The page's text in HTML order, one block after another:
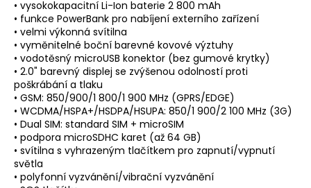
• vysokokapacitní Li-Ion baterie 2 800 mAh
• funkce PowerBank pro nabíjení externího zařízení
• velmi výkonná svítilna
• vyměnitelné boční barevné kovové výztuhy
• vodotěsný microUSB konektor (bez gumové krytky)
• 2.0" barevný displej se zvýšenou odolností proti
poškrábání a tlaku
• GSM: 850/900/1 800/1 900 MHz (GPRS/EDGE)
• WCDMA/HSPA+/HSDPA/HSUPA: 850/1 900/2 100 MHz (3G)
• Dual SIM: standard SIM + microSIM
• podpora microSDHC karet (až 64 GB)
• svítilna s vyhrazeným tlačítkem pro zapnutí/vypnutí
světla
• polyfonní vyzvánění/vibrační vyzvánění